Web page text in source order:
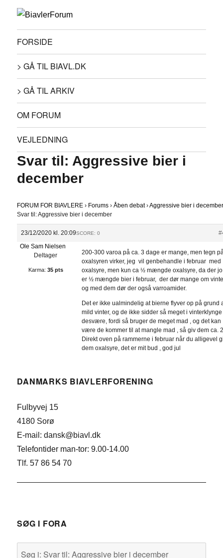
FORSIDE
> GÅ TIL BIAVL.DK
> GÅ TIL ARKIV
OM FORUM
VEJLEDNING
Svar til: Aggressive bier i
december
FORUM FOR BIAVLERE › Forums › Åben debat ›Aggressive bier i
Svar til: Aggressive bier i december
23/12/2020 kl. 20:09SCORE: 0
Ole Sam Nielsen
Deltager
Karma: 35 pts
200-300 varoa på ca. 3 dage er mange, men tegn
oxalsyren virker, jeg vil genbehandle i februar med
oxalsyre, men kun ca ½ mængde oxalsyre, da der
er ½ mængde bier i februar, der dør mange om
og med dem dør der også varroamider.
Det er ikke ualmindelig at bierne flyver op på grund
mild vinter, og de ikke sidder så meget i vinterklynge
desvære, fordi så bruger de meget mad , og det kan
være de kommer til at mangle mad , så giv dem ca.
Direkt oven på rammerne i februar når du alligevel
dem oxalsyre, det er mit bud , god jul
DANMARKS BIAVLERFORENING
Fulbyvej 15
4180 Sorø
E-mail: dansk@biavl.dk
Telefontider man-tor: 9.00-14.00
Tlf. 57 86 54 70
SØG I FORA